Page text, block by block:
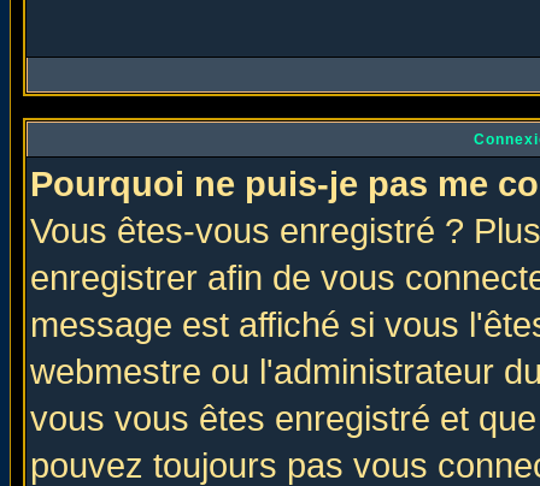
Pourquoi ne puis-je pas me
Vous êtes-vous enregistré ?
enregistrer afin de vous
message est affiché si vous
webmestre ou l'administrateur
vous vous êtes enregistré et
pouvez toujours pas vous